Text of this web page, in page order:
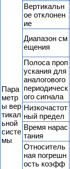
Пара
метр
ы вер
тикал
ьной
систе
мы
Вертикальн
ое отклонен
ие
Диапазон см
ещения
Полоса проп
ускания для
аналогового
периодическ
ого сигнала
Низкочастот
ный предел
Время нарас
тания
Относитель
ная погрешн
ость коэфф